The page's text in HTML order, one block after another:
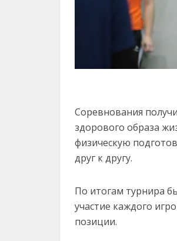
Соревнования
здорового образа
физическую
друг к другу.
По итогам турнира
участие каждого
позиции.